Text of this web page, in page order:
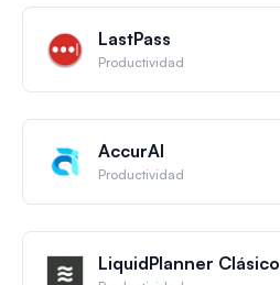
LastPass
Productividad
AccurAI
Productividad
LiquidPlanner Clásico